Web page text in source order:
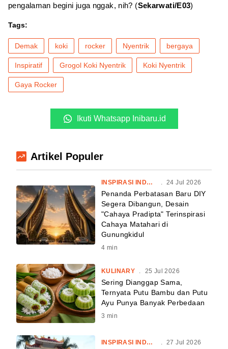
pengalaman begini juga nggak, nih? (Sekarwati/E03)
Tags:
Demak koki rocker Nyentrik bergaya
Inspiratif Grogol Koki Nyentrik Koki Nyentrik
Gaya Rocker
Ikuti Whatsapp Inibaru.id
Artikel Populer
INSPIRASI INDONESIA . 24 Jul 2026
Penanda Perbatasan Baru DIY
Segera Dibangun, Desain
"Cahaya Pradipta" Terinspirasi
Cahaya Matahari di
Gunungkidul
4 min
KULINARY . 25 Jul 2026
Sering Dianggap Sama,
Ternyata Putu Bambu dan Putu
Ayu Punya Banyak Perbedaan
3 min
INSPIRASI INDONESIA . 27 Jul 2026